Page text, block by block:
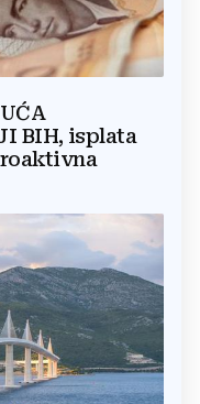
BIH, isplata